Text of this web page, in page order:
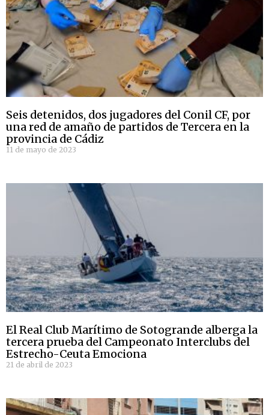
Seis detenidos, dos jugadores del Conil CF, por
una red de amaño de partidos de Tercera en la
provincia de Cádiz
11 de mayo de 2023
El Real Club Marítimo de Sotogrande alberga la
tercera prueba del Campeonato Interclubs del
Estrecho-Ceuta Emociona
21 de abril de 2023